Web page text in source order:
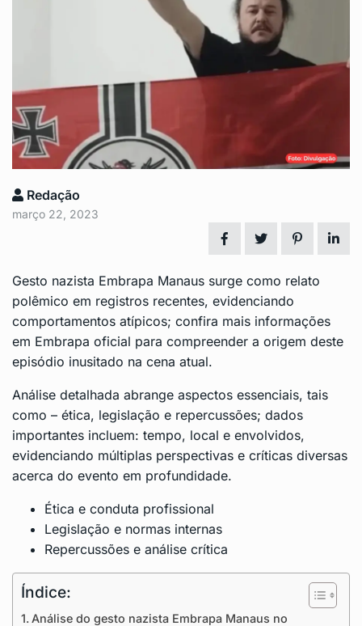
Redação
março 22, 2023
Gesto nazista Embrapa Manaus surge como relato
polêmico em registros recentes, evidenciando
comportamentos atípicos; confira mais informações
em Embrapa oficial para compreender a origem deste
episódio inusitado na cena atual.
Análise detalhada abrange aspectos essenciais, tais
como – ética, legislação e repercussões; dados
importantes incluem: tempo, local e envolvidos,
evidenciando múltiplas perspectivas e críticas diversas
acerca do evento em profundidade.
Ética e conduta profissional
Legislação e normas internas
Repercussões e análise crítica
Índice:
Análise do gesto nazista Embrapa Manaus no